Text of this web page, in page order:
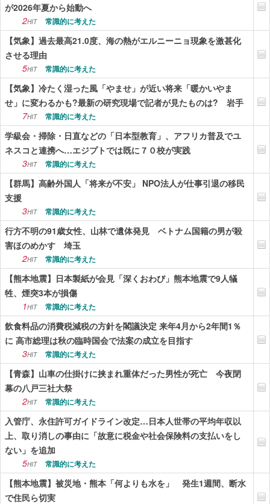
が2026年夏から始動へ
2HIT 常識的に考えた
【気象】過去最高21.0度、海の熱がエルニーニョ現象を激甚化
させる理由
5HIT 常識的に考えた
【気象】冷たく湿った風「やませ」が近い将来「暖かいやま
せ」に変わるかも?最新の研究現場で記者が見たものは? 岩手
7HIT 常識的に考えた
学級会・掃除・日直などの「日本型教育」、アフリカ普及でユ
ネスコと連携へ…エジプトでは既に７０校が実践
3HIT 常識的に考えた
【群馬】高齢外国人「将来が不安」 NPO法人が仕事引退の移民
支援
3HIT 常識的に考えた
行方不明の91歳女性、山林で遺体発見 ベトナム国籍の男が殺
害ほのめかす 埼玉
2HIT 常識的に考えた
【熊本地震】日本製紙が会見「深くおわび」熊本地震で9人犠
牲、煙突3本が損傷
1HIT 常識的に考えた
飲食料品の消費税減税の方針を閣議決定 来年4月から2年間1％
に 高市総理は秋の臨時国会で法案の成立を目指す
3HIT 常識的に考えた
【青森】山車の仕掛けに挟まれ重体だった男性が死亡 今夜閉
幕の八戸三社大祭
2HIT 常識的に考えた
入管庁、永住許可ガイドライン改定…日本人世帯の平均年収以
上、取り消しの事由に「故意に税金や社会保険料の支払いをし
ない」を追加
5HIT 常識的に考えた
【熊本地震】被災地・熊本「何よりも水を」 発生1週間、断水
で住民ら切実